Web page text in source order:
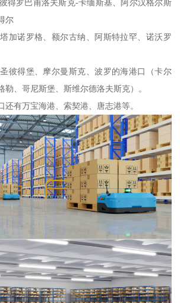
得罗巴甫洛夫斯克-卡缅斯基、阿尔汉格尔斯
尔
加诺罗格、额尔古纳、阿斯特拉罕、诺沃罗
彼得堡、摩尔曼斯克、波罗的海港口（卡尔
勒、哥尼斯堡、斯维尔德洛夫斯克）。
还有万宝海港、索契港、唐志港等。